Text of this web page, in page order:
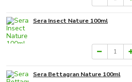
Sera Insect Nature 100ml
Sera Bettagran Nature 100ml